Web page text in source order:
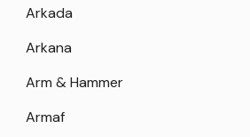
Arkada
Arkana
Arm & Hammer
Armaf